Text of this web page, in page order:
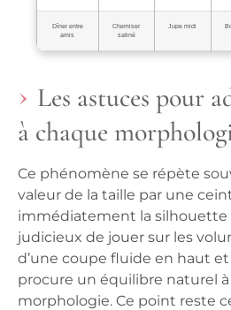
Dîner entre
amis
Chemiser
satiné
Jupe midi
Les astuces pour
à chaque
Ce phénomène se répète
valeur de la taille par une
immédiatement la silhouette
judicieux de jouer sur les
d’une coupe fluide en haut et
procure un équilibre naturel
morphologie. Ce point reste